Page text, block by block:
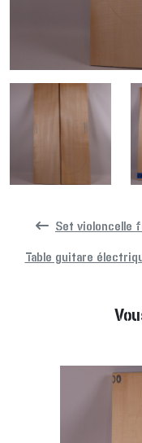
Set violoncelle
Table guitare